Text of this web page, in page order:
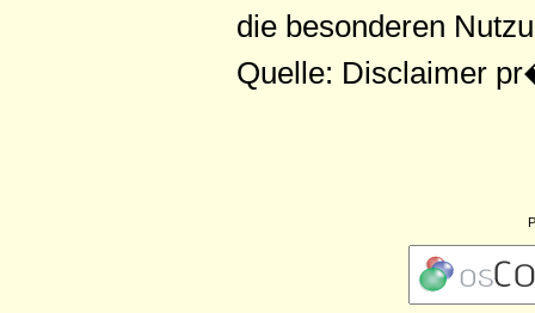
die besonderen
Quelle: Disclaimer